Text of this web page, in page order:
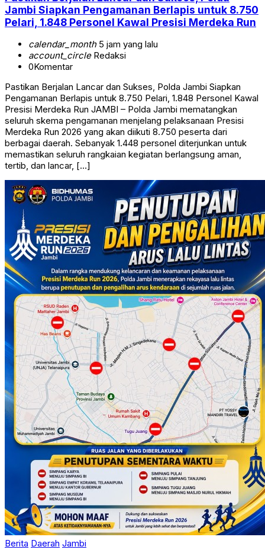
Jambi Siapkan Pengamanan Berlapis untuk 8.750
Pelari, 1.848 Personel Kawal Presisi Merdeka Run
calendar_month5 jam yang lalu
account_circleRedaksi
0Komentar
Pastikan Berjalan Lancar dan Sukses, Polda Jambi Siapkan
Pengamanan Berlapis untuk 8.750 Pelari, 1.848 Personel Kawal
Presisi Merdeka Run JAMBI – Polda Jambi mematangkan
seluruh skema pengamanan menjelang pelaksanaan Presisi
Merdeka Run 2026 yang akan diikuti 8.750 peserta dari
berbagai daerah. Sebanyak 1.448 personel diterjunkan untuk
memastikan seluruh rangkaian kegiatan berlangsung aman,
tertib, dan lancar, […]
Berita Daerah Jambi